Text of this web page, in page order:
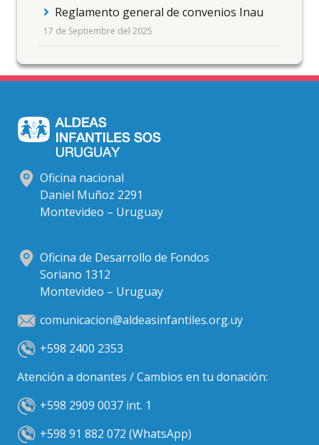
Reglamento general de convenios Inau
17 de Septiembre del 2025
Oficina nacional
Daniel Muñoz 2291
Montevideo – Uruguay
Oficina de Desarrollo de Fondos
Soriano 1312
Montevideo – Uruguay
comunicacion@aldeasinfantiles.org.uy
+598 2400 2353
Atención a donantes / Cambios en tu donación:
+598 2909 0037 int. 1
+598 91 882 072 (WhatsApp)